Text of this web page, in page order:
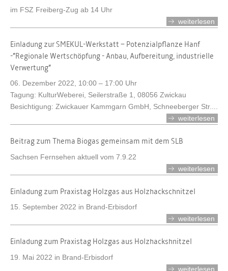
im FSZ Freiberg-Zug ab 14 Uhr
weiterlesen
Einladung zur SMEKUL-Werkstatt – Potenzialpflanze Hanf
-”Regionale Wertschöpfung - Anbau, Aufbereitung, industrielle
Verwertung”
06. Dezember 2022, 10:00 – 17:00 Uhr
Tagung: KulturWeberei, Seilerstraße 1, 08056 Zwickau
Besichtigung: Zwickauer Kammgarn GmbH, Schneeberger Str....
weiterlesen
Beitrag zum Thema Biogas gemeinsam mit dem SLB
Sachsen Fernsehen aktuell vom 7.9.22
weiterlesen
Einladung zum Praxistag Holzgas aus Holzhackschnitzel
15. September 2022 in Brand-Erbisdorf
weiterlesen
Einladung zum Praxistag Holzgas aus Holzhackshnitzel
19. Mai 2022 in Brand-Erbisdorf
weiterlesen